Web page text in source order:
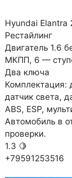
Hyundai Elantra
Рестайлинг
Двигатель 1.6
МКПП, 6 —
Два ключа
Комплектация:
датчик света,
ABS, ESP,
Автомобиль в
проверки.
1.3 🍋
+79591253516